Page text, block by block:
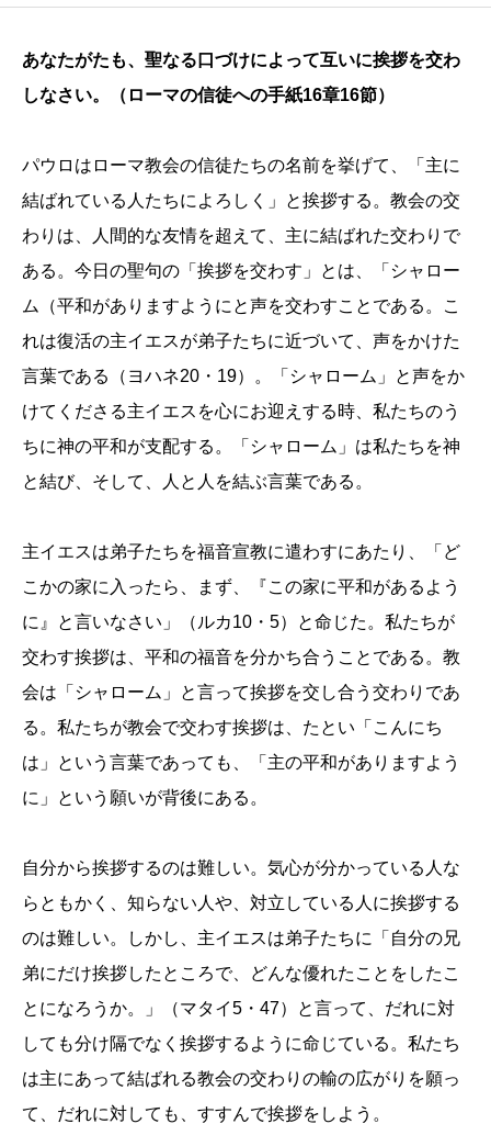
あなたがたも、聖なる口づけによって互いに挨拶を交わ
しなさい。（ローマの信徒への手紙16章16節）
パウロはローマ教会の信徒たちの名前を挙げて、「主に
結ばれている人たちによろしく」と挨拶する。教会の交
わりは、人間的な友情を超えて、主に結ばれた交わりで
ある。今日の聖句の「挨拶を交わす」とは、「シャロー
ム（平和がありますようにと声を交わすことである。こ
れは復活の主イエスが弟子たちに近づいて、声をかけた
言葉である（ヨハネ20・19）。「シャローム」と声をか
けてくださる主イエスを心にお迎えする時、私たちのう
ちに神の平和が支配する。「シャローム」は私たちを神
と結び、そして、人と人を結ぶ言葉である。
主イエスは弟子たちを福音宣教に遣わすにあたり、「ど
こかの家に入ったら、まず、『この家に平和があるよう
に』と言いなさい」（ルカ10・5）と命じた。私たちが
交わす挨拶は、平和の福音を分かち合うことである。教
会は「シャローム」と言って挨拶を交し合う交わりであ
る。私たちが教会で交わす挨拶は、たとい「こんにち
は」という言葉であっても、「主の平和がありますよう
に」という願いが背後にある。
自分から挨拶するのは難しい。気心が分かっている人な
らともかく、知らない人や、対立している人に挨拶する
のは難しい。しかし、主イエスは弟子たちに「自分の兄
弟にだけ挨拶したところで、どんな優れたことをしたこ
とになろうか。」（マタイ5・47）と言って、だれに対
しても分け隔でなく挨拶するように命じている。私たち
は主にあって結ばれる教会の交わりの輸の広がりを願っ
て、だれに対しても、すすんで挨拶をしよう。